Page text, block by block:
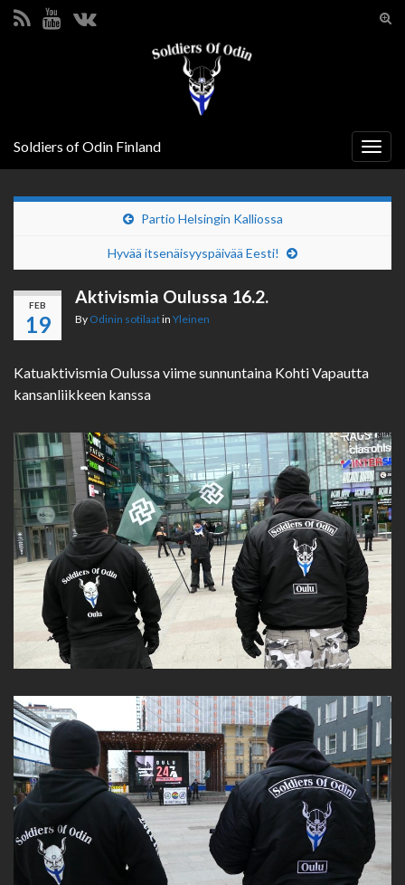
Search for:
Soldiers of Odin Finland
Partio Helsingin Kalliossa
Hyvää itsenäisyyspäivää Eesti!
FEB
19
Aktivismia Oulussa 16.2.
By Odinin sotilaatin Yleinen
Katuaktivismia Oulussa viime sunnuntaina Kohti Vapautta
kansanliikkeen kanssa